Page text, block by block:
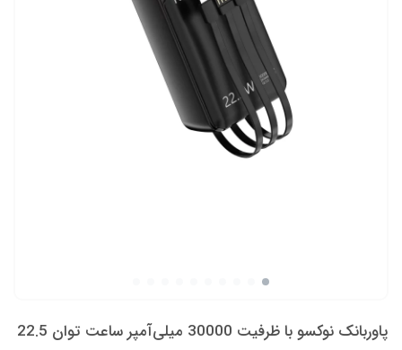
پاوربانک نوکسو با ظرفیت 30000 میلی‌آمپر ساعت توان 22.5